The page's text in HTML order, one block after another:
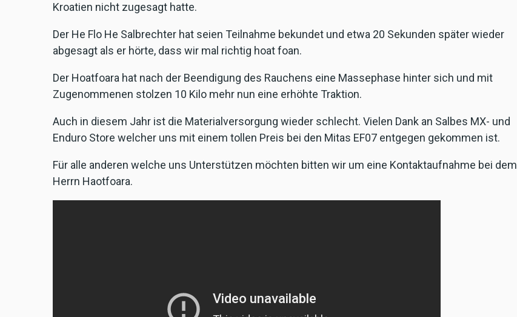
Kroatien nicht zugesagt hatte.
Der He Flo He Salbrechter hat seien Teilnahme bekundet und etwa 20 Sekunden später wieder
abgesagt als er hörte, dass wir mal richtig hoat foan.
Der Hoatfoara hat nach der Beendigung des Rauchens eine Massephase hinter sich und mit
Zugenommenen stolzen 10 Kilo mehr nun eine erhöhte Traktion.
Auch in diesem Jahr ist die Materialversorgung wieder schlecht. Vielen Dank an Salbes MX- und
Enduro Store welcher uns mit einem tollen Preis bei den Mitas EF07 entgegen gekommen ist.
Für alle anderen welche uns Unterstützen möchten bitten wir um eine Kontaktaufnahme bei dem
Herrn Haotfoara.